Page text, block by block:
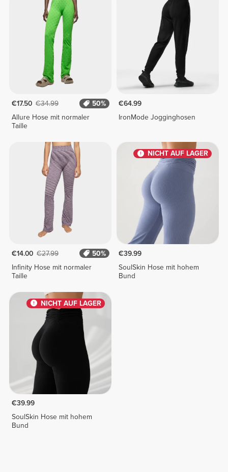
€17.50 €34.99
50%
Allure Hose mit normaler
Taille
€64.99
IronMode Jogginghosen
€14.00 €27.99
50%
Infinity Hose mit normaler
Taille
NICHT AUF LAGER
€39.99
SoulSkin Hose mit hohem
Bund
NICHT AUF LAGER
€39.99
SoulSkin Hose mit hohem
Bund